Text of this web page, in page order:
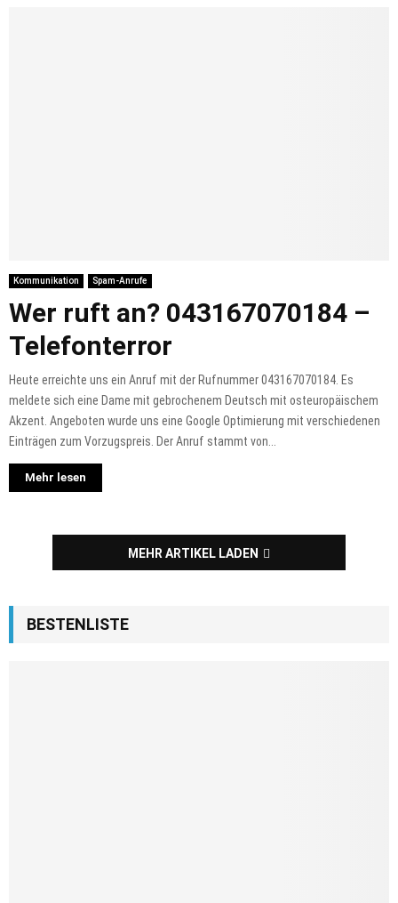
Kommunikation Spam-Anrufe
Wer ruft an? 043167070184 –
Telefonterror
Heute erreichte uns ein Anruf mit der Rufnummer 043167070184. Es
meldete sich eine Dame mit gebrochenem Deutsch mit osteuropäischem
Akzent. Angeboten wurde uns eine Google Optimierung mit verschiedenen
Einträgen zum Vorzugspreis. Der Anruf stammt von...
Mehr lesen
MEHR ARTIKEL LADEN
BESTENLISTE